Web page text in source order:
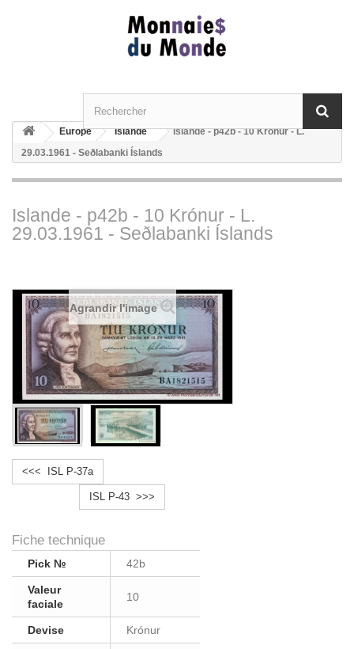
Europe Islande
Islande - p42b - 10 Krónur - L.
29.03.1961 - Seðlabanki Íslands
Islande - p42b - 10 Krónur - L.
29.03.1961 - Seðlabanki Íslands
Agrandir l'image
<<< ISL P-37a
ISL P-43 >>>
Fiche technique
Pick № 42b
Valeur
faciale
10
Devise Krónur